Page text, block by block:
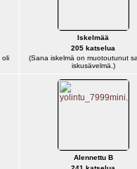
oli
Iskelmää
205 katselua
(Sana iskelmä on muotoutunut
iskusävelmä.)
Alennettu B